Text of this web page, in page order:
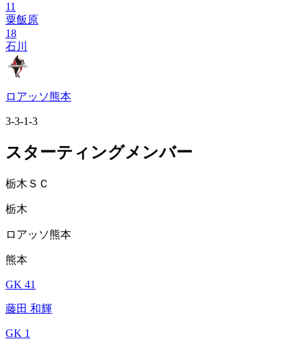
11
粟飯原
18
石川
ロアッソ熊本
3-3-1-3
スターティングメンバー
栃木ＳＣ
栃木
ロアッソ熊本
熊本
GK 41
藤田 和輝
GK 1